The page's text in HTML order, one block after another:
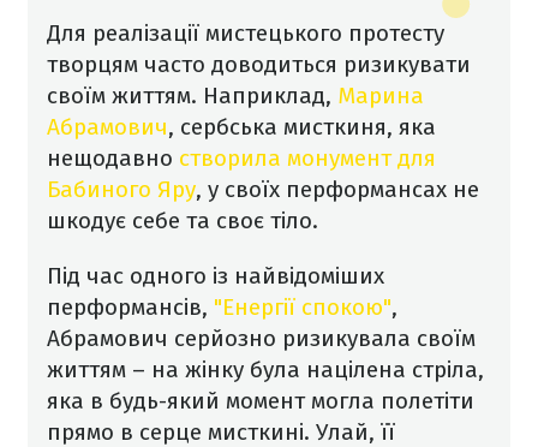
Для реалізації мистецького протесту
творцям часто доводиться ризикувати
своїм життям. Наприклад, Марина
Абрамович, сербська мисткиня, яка
нещодавно створила монумент для
Бабиного Яру, у своїх перформансах не
шкодує себе та своє тіло.
Під час одного із найвідоміших
перформансів, "Енергії спокою",
Абрамович серйозно ризикувала своїм
життям – на жінку була націлена стріла,
яка в будь-який момент могла полетіти
прямо в серце мисткині. Улай, її